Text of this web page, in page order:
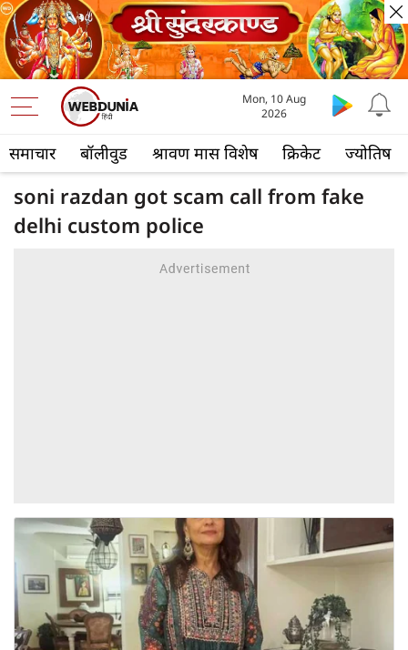
समाचार बॉलीवुड श्रावण मास विशेष क्रिकेट ज्योतिष
Mon, 10 Aug
2026
soni razdan got scam call from fake
delhi custom police